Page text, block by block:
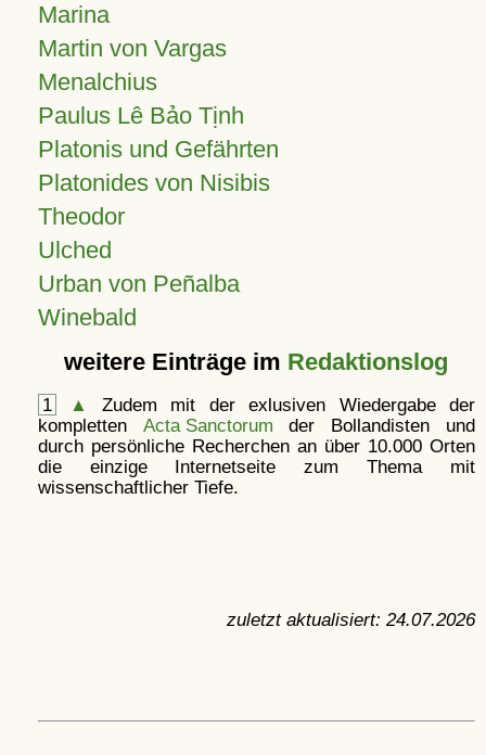
Marina
Martin von Vargas
Menalchius
Paulus Lê Bảo Tịnh
Platonis und Gefährten
Platonides von Nisibis
Theodor
Ulched
Urban von Peñalba
Winebald
weitere Einträge im Redaktionslog
1 ▲
Zudem mit der exlusiven Wiedergabe der
kompletten Acta Sanctorum der Bollandisten und
durch persönliche Recherchen an über 10.000 Orten
die einzige Internetseite zum Thema mit
wissenschaftlicher Tiefe.
zuletzt aktualisiert: 24.07.2026